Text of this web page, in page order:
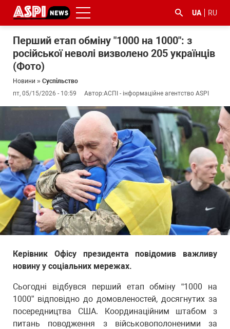
UA RU
Перший етап обміну "1000 на 1000": з
російської неволі визволено 205 українців
(Фото)
Новини » Суспільство
пт, 05/15/2026 - 10:59
Автор:АСПІ - інформаційне агентство ASPI
Керівник Офісу президента повідомив важливу
новину у соціальних мережах.
Сьогодні відбувся перший етап обміну “1000 на
1000” відповідно до домовленостей, досягнутих за
посередництва США. Координаційним штабом з
питань поводження з військовополоненими за
#боротьба
корупцією
#ДФС #Київ #коронавірус